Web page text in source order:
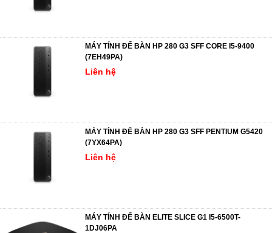
MÁY TÍNH ĐỂ BÀN HP 280 G3 SFF CORE I5-9400
(7EH49PA)
Liên hệ
MÁY TÍNH ĐỂ BÀN HP 280 G3 SFF PENTIUM G5420
(7YX64PA)
Liên hệ
MÁY TÍNH ĐỂ BÀN ELITE SLICE G1 I5-6500T-
1DJ06PA